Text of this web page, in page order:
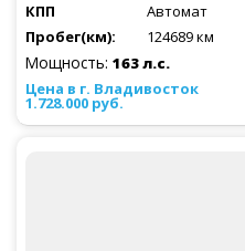
Автомат
124689 км
Мощность: 163 л.с.
1.728.000 руб.